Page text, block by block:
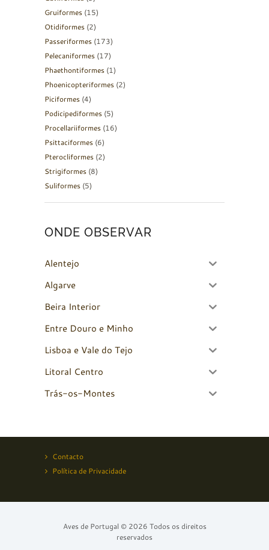
Gruiformes (15)
Otidiformes (2)
Passeriformes (173)
Pelecaniformes (17)
Phaethontiformes (1)
Phoenicopteriformes (2)
Piciformes (4)
Podicipediformes (5)
Procellariiformes (16)
Psittaciformes (6)
Pterocliformes (2)
Strigiformes (8)
Suliformes (5)
ONDE OBSERVAR
Alentejo
Algarve
Beira Interior
Entre Douro e Minho
Lisboa e Vale do Tejo
Litoral Centro
Trás-os-Montes
Contacto
Política de Privacidade
Aves de Portugal © 2026 Todos os direitos
reservados